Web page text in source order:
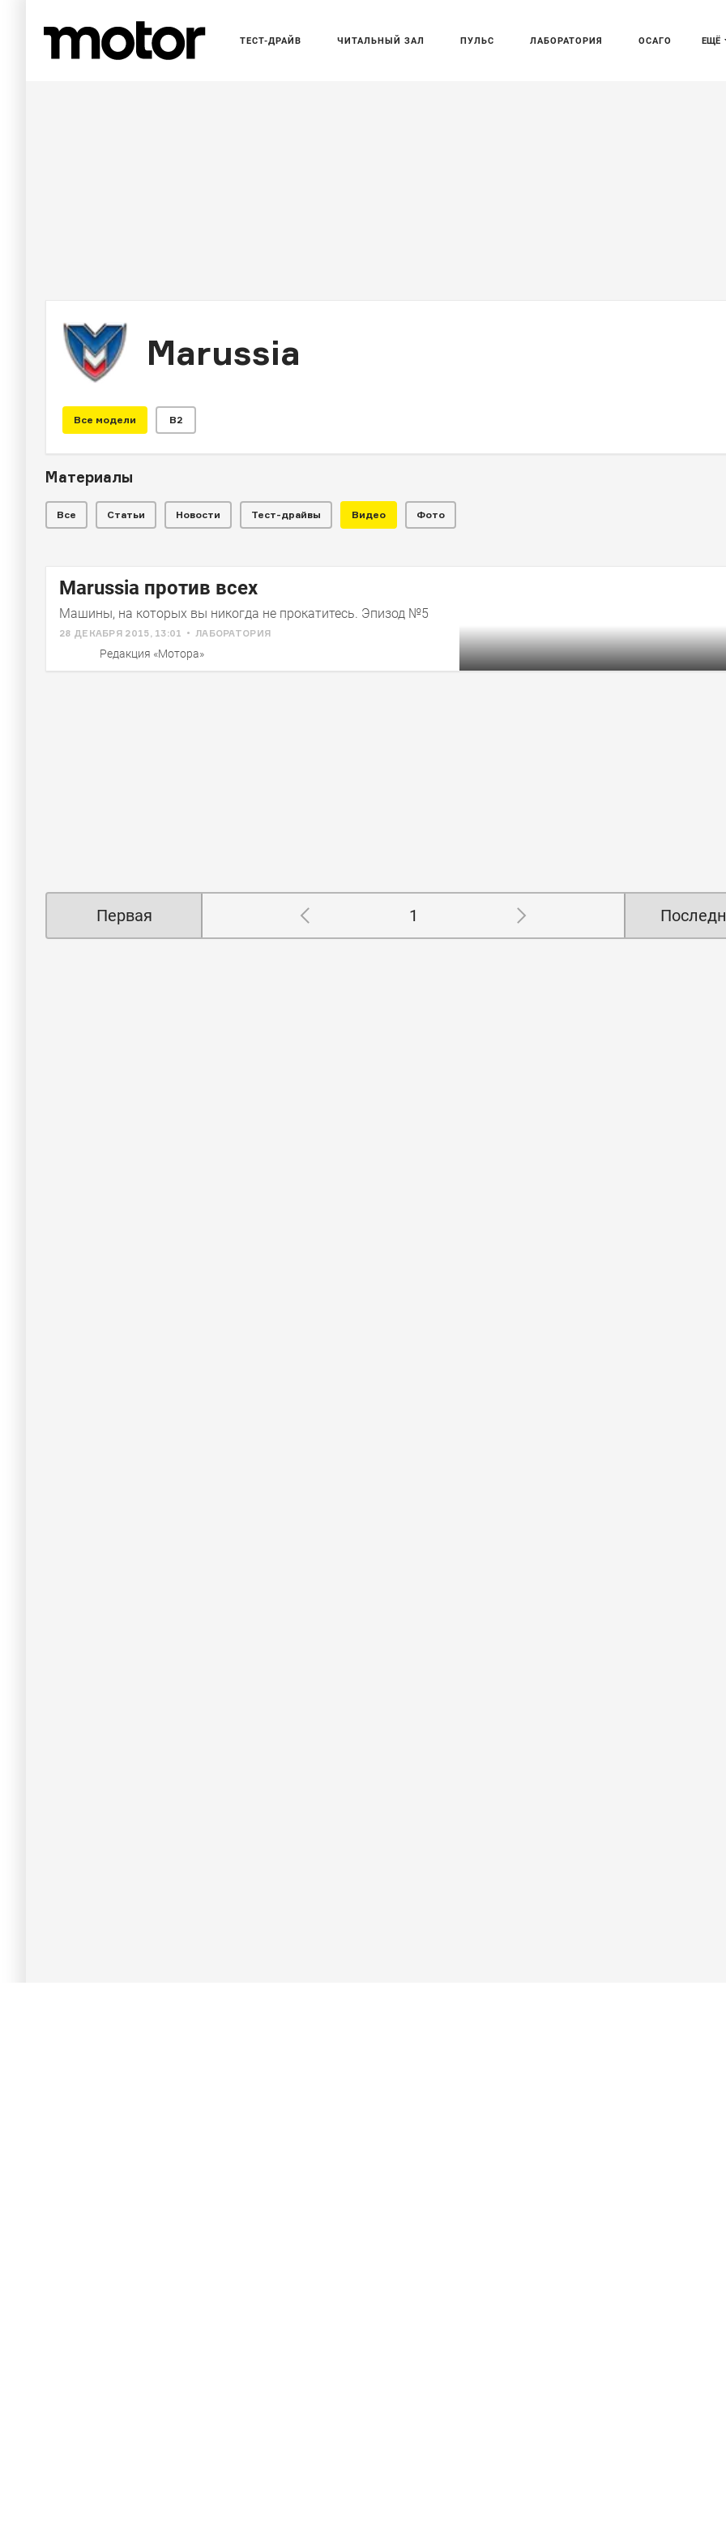
ЕЩЁ
ТЕСТ-ДРАЙВ ЧИТАЛЬНЫЙ ЗАЛ ПУЛЬС ЛАБОРАТОРИЯ ОСАГО
Marussia
Все модели B2
Материалы
Все Статьи Новости Тест-драйвы Видео Фото
Marussia B1
Видео: живое свидетельство того, что русские суперкары существуют
Marussia против всех
Машины, на которых вы никогда не прокатитесь. Эпизод №5
28 ДЕКАБРЯ 2015, 13:01 ЛАБОРАТОРИЯ
Редакция «Мотора»
Первая 1